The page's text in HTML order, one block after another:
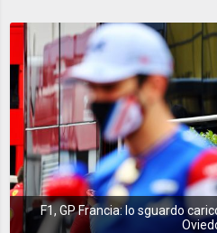
F1, GP Francia: lo sguardo